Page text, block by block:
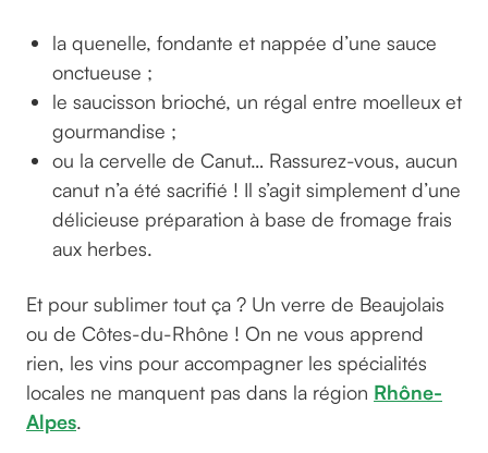
la quenelle, fondante et nappée d’une sauce
onctueuse ;
le saucisson brioché, un régal entre moelleux et
gourmandise ;
ou la cervelle de Canut… Rassurez-vous, aucun
canut n’a été sacrifié ! Il s’agit simplement d’une
délicieuse préparation à base de fromage frais
aux herbes.
Et pour sublimer tout ça ? Un verre de Beaujolais
ou de Côtes-du-Rhône ! On ne vous apprend
rien, les vins pour accompagner les spécialités
locales ne manquent pas dans la région Rhône-
Alpes.